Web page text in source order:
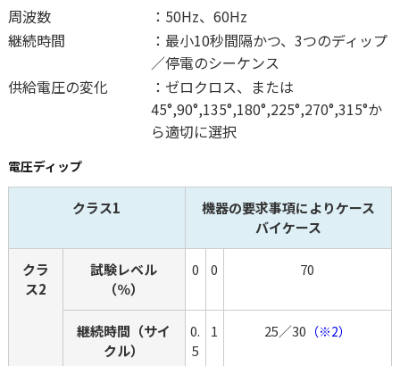
周波数
：50Hz、60Hz
継続時間
：最小10秒間隔かつ、3つのディップ
／停電のシーケンス
供給電圧の変化
：ゼロクロス、または
45°,90°,135°,180°,225°,270°,315°か
ら適切に選択
電圧ディップ
クラス1
機器の要求事項によりケース
バイケース
クラ
ス2
試験レベル
（％）
0 0 70
継続時間（サイ
クル）
0.
5
1 25／30 （※2）